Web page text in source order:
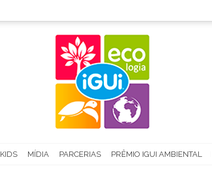
KIDS MÍDIA PARCERIAS PRÊMIO IGUI AMBIENTAL